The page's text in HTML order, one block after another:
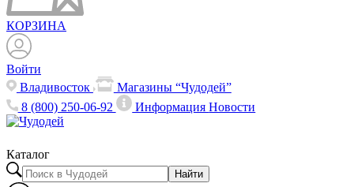
КОРЗИНА
Войти
Владивосток
Магазины “Чудодей”
8 (800) 250-06-92
ИнформацияНовости
Каталог
Найти